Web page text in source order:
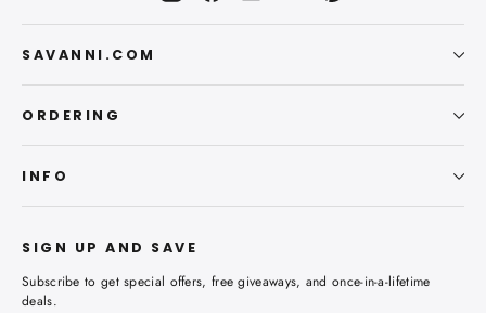
SAVANNI.COM
ORDERING
INFO
SIGN UP AND SAVE
Subscribe to get special offers, free giveaways, and once-in-a-lifetime
deals.